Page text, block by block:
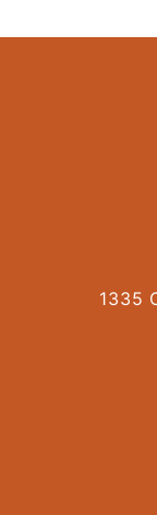
1335